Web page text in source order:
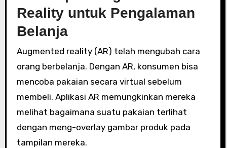
Reality untuk Pengalaman
Belanja
Augmented reality (AR) telah mengubah cara
orang berbelanja. Dengan AR, konsumen bisa
mencoba pakaian secara virtual sebelum
membeli. Aplikasi AR memungkinkan mereka
melihat bagaimana suatu pakaian terlihat
dengan meng-overlay gambar produk pada
tampilan mereka.